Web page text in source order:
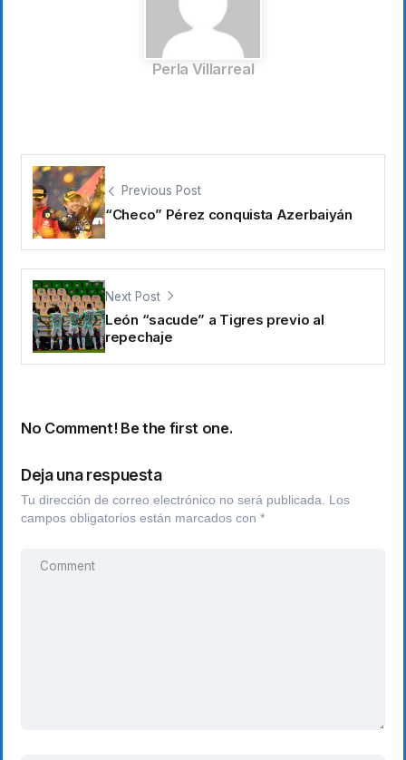
Perla Villarreal
Previous Post
“Checo” Pérez conquista Azerbaiyán
Next Post
León “sacude” a Tigres previo al
repechaje
No Comment! Be the first one.
Deja una respuesta
Tu dirección de correo electrónico no será publicada. Los
campos obligatorios están marcados con *